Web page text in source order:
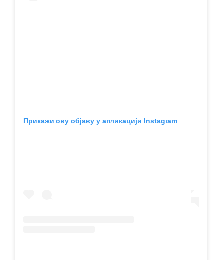
Прикажи ову објаву у апликацији Instagram